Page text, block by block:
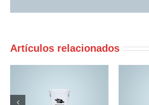
Artículos relacionados